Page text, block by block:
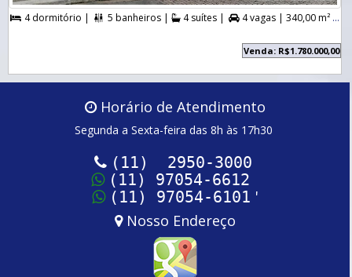
 4 dormitório |  5 banheiros | 4 suítes |  4 vagas | 340,00 m² A. Útil |
Venda: R$1.780.000,00
Horário de Atendimento
Segunda a Sexta-feira das 8h às 17h30
(11) 2950-3000
(11) 97054-6612
(11) 97054-6101 '
Nosso Endereço